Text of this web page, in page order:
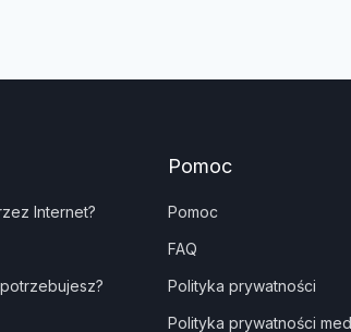
Internet?
Pomoc
Pomoc
FAQ
Polityka prywatności
Polityka prywatności